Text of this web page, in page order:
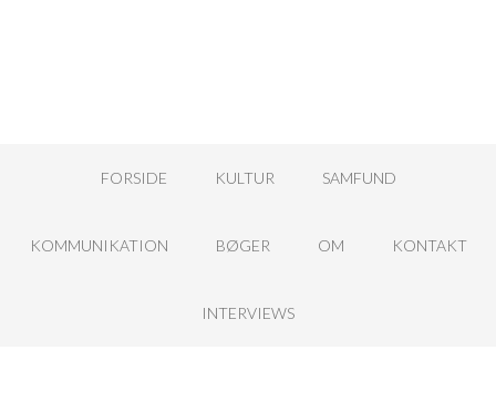
FORSIDE KULTUR SAMFUND
KOMMUNIKATION BØGER OM KONTAKT
INTERVIEWS